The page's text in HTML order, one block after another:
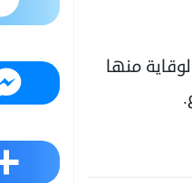
منها
Share